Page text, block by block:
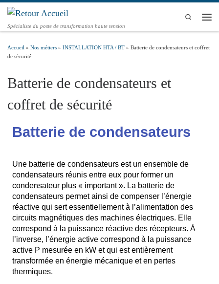
Passer au contenu
Spécialiste du poste de transformation haute tension
Search
Accueil » Nos métiers » INSTALLATION HTA / BT » Batterie de condensateurs et coffret
de sécurité
Batterie de condensateurs et
coffret de sécurité
Batterie de condensateurs
Une batterie de condensateurs est un ensemble de
condensateurs réunis entre eux pour former un
condensateur plus « important ». La batterie de
condensateurs permet ainsi de compenser l’énergie
réactive qui sert essentiellement à l’alimentation des
circuits magnétiques des machines électriques. Elle
correspond à la puissance réactive des récepteurs. À
l’inverse, l’énergie active correspond à la puissance
active P mesurée en kW et qui est entièrement
transformée en énergie mécanique et en pertes
thermiques.